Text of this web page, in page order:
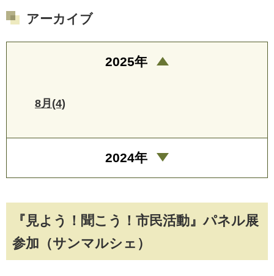
『見よう！聞こう！市民活動』パネル展
参加（サンマルシェ）
アーカイブ
2025年
8月(4)
2024年